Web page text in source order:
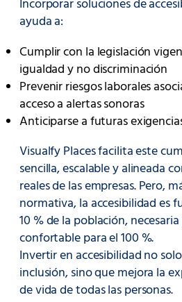
Incorporar soluciones de
ayuda a:
Cumplir con la legislación
igualdad y no discriminación
Prevenir riesgos laborales
acceso a alertas sonoras
Anticiparse a futuras
Visualfy Places facilita este
sencilla, escalable y alineada
reales de las empresas. Pero,
normativa, la accesibilidad es
10 % de la población,
confortable para el 100 %.
Invertir en accesibilidad no
inclusión, sino que mejora la
de vida de todas las personas.